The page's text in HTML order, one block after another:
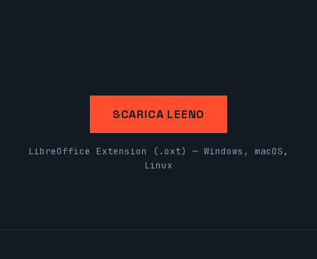
SCARICA LEENO
LibreOffice Extension (.oxt) — Windows, macOS,
Linux